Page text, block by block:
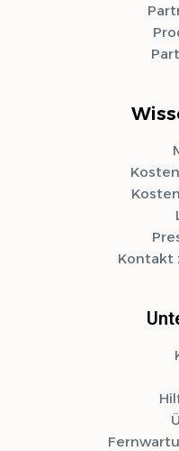
Kontakt